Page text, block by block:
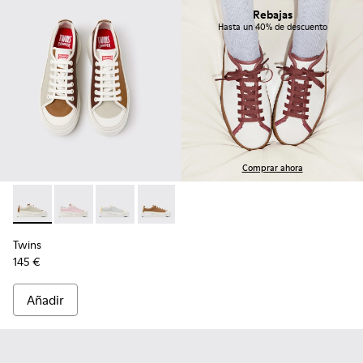
Twins - K201626-025 - Zapatillas de piel multicolores para
Twins - K201626-024
Twins - K201626-020
Twins - K201626-019
Twins
145 €
Añadir
Rebajas
Hasta un 40% de descuento
Comprar ahora